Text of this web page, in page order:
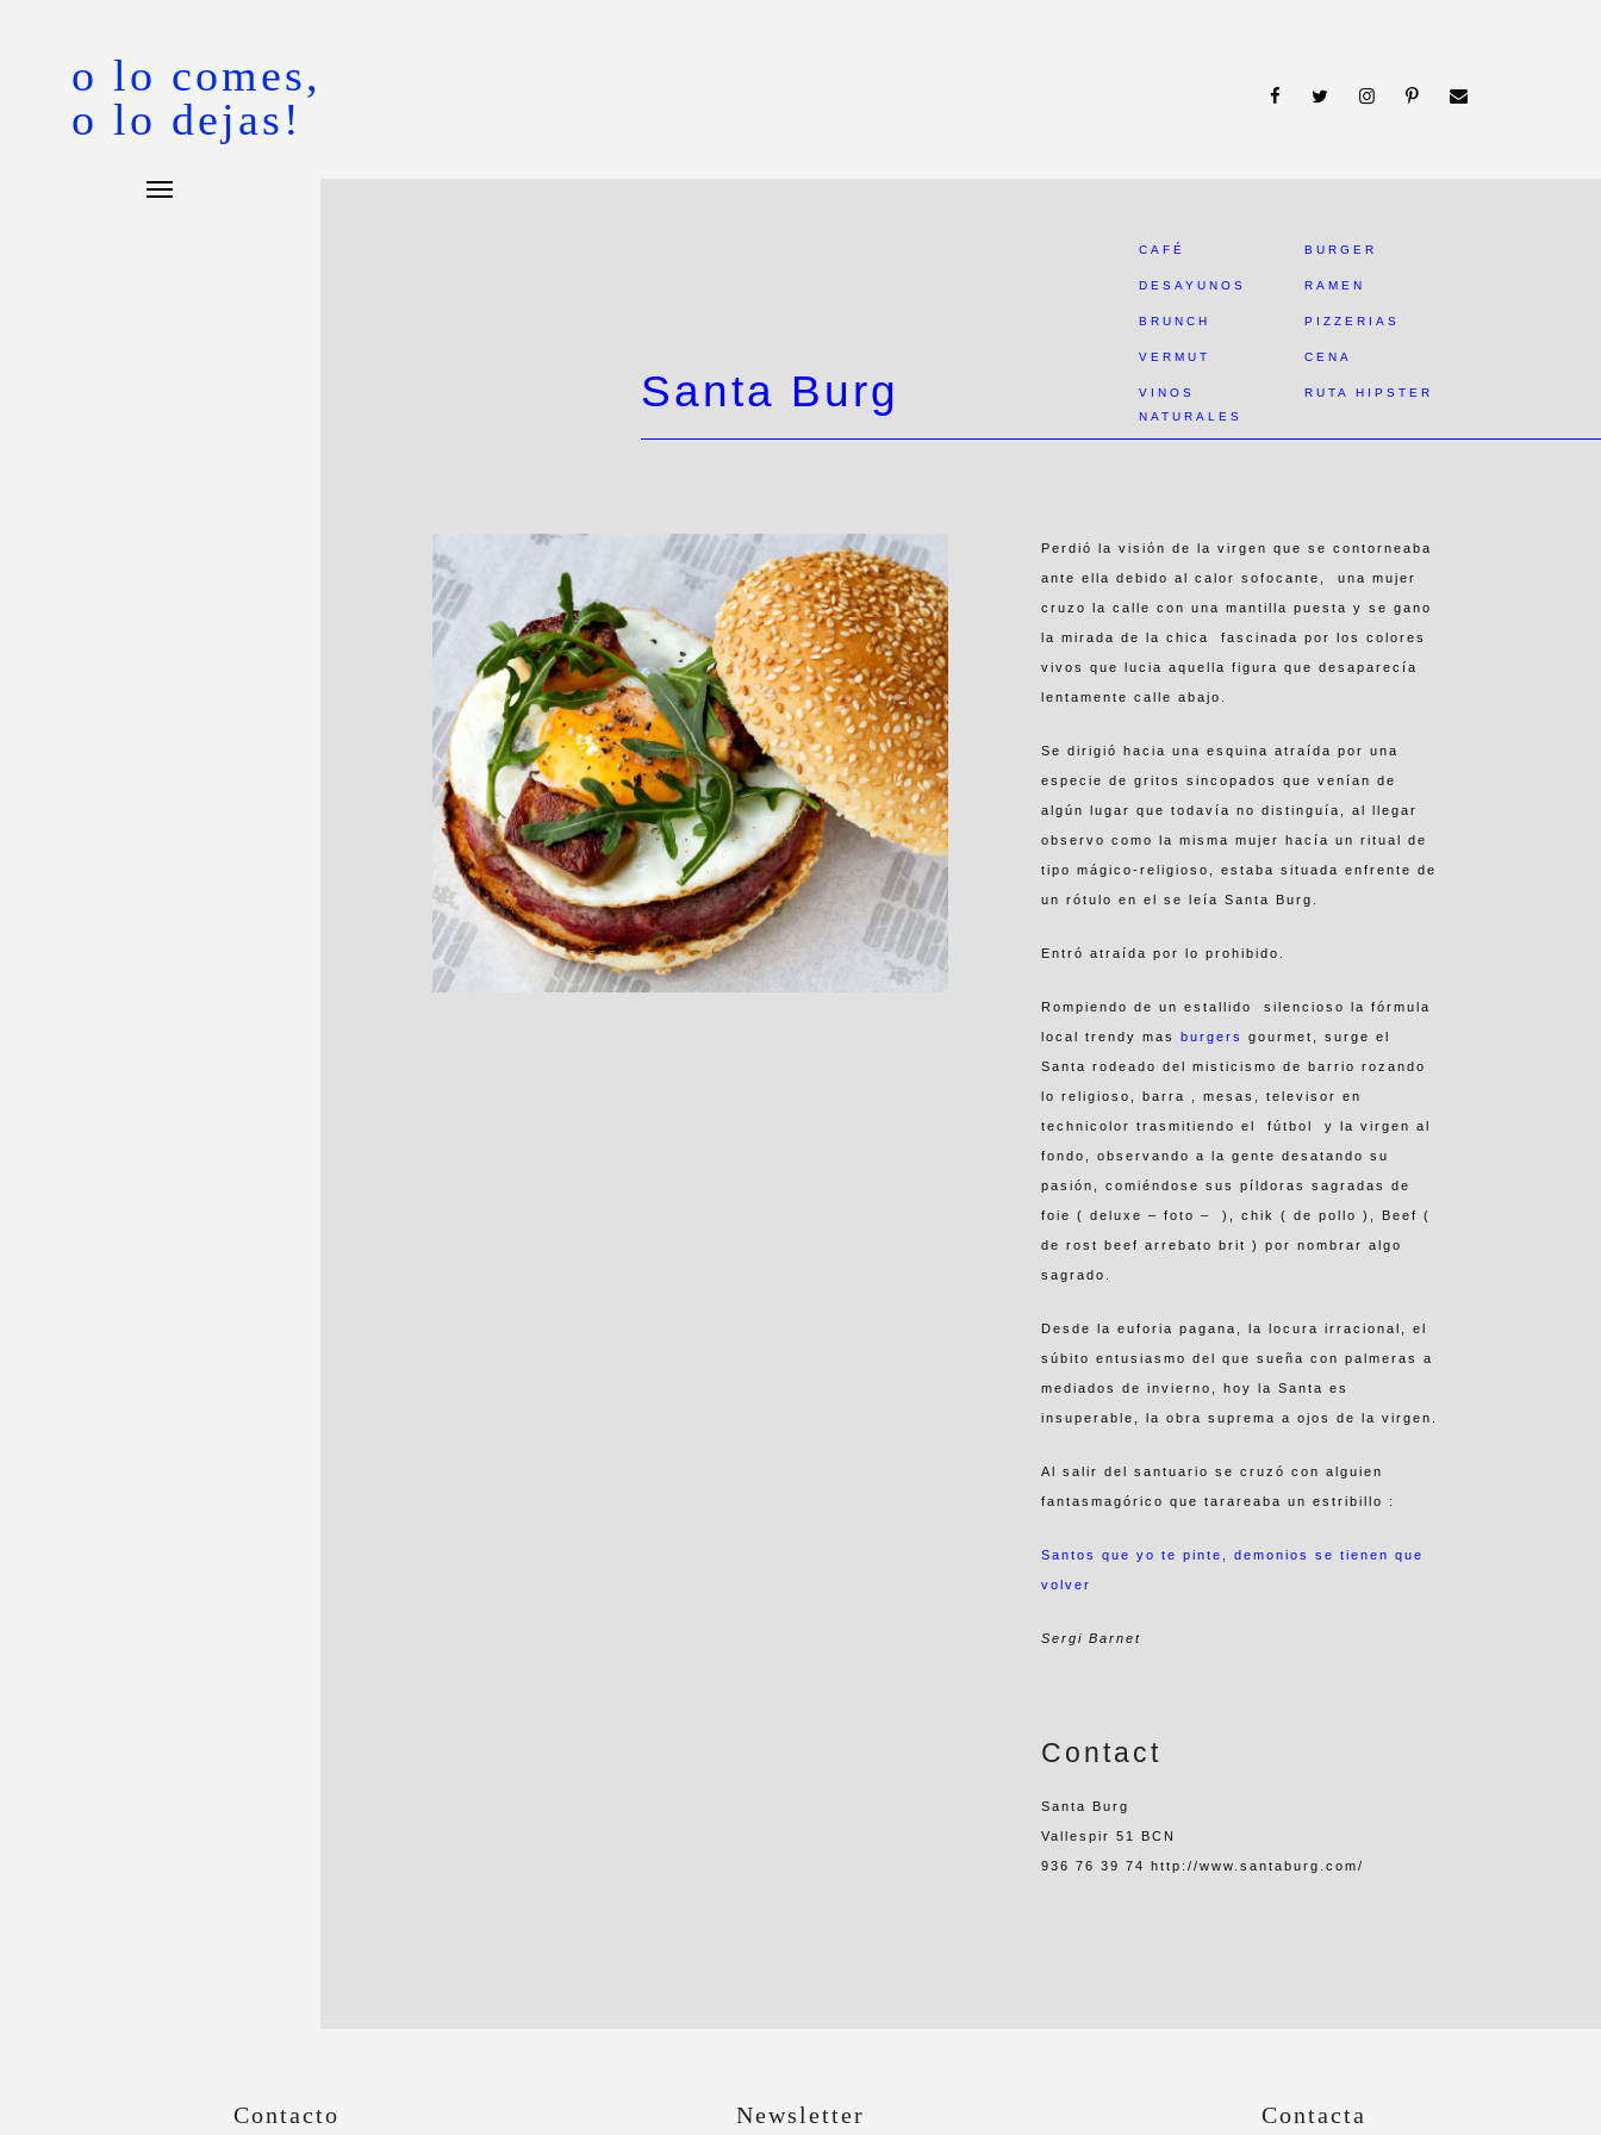
o lo comes,
o lo dejas!
Santa Burg
CAFÉ
DESAYUNOS
BRUNCH
VERMUT
VINOS
NATURALES
BURGER
RAMEN
PIZZERIAS
CENA
RUTA HIPSTER
Perdió la visión de la virgen que se contorneaba
ante ella debido al calor sofocante, una mujer
cruzo la calle con una mantilla puesta y se gano
la mirada de la chica fascinada por los colores
vivos que lucia aquella figura que desaparecía
lentamente calle abajo.
Se dirigió hacia una esquina atraída por una
especie de gritos sincopados que venían de
algún lugar que todavía no distinguía, al llegar
observo como la misma mujer hacía un ritual de
tipo mágico-religioso, estaba situada enfrente de
un rótulo en el se leía Santa Burg.
Entró atraída por lo prohibido.
Rompiendo de un estallido silencioso la fórmula
local trendy masburgers gourmet, surge el
Santa rodeado del misticismo de barrio rozando
lo religioso, barra , mesas, televisor en
technicolor trasmitiendo el fútbol y la virgen al
fondo, observando a la gente desatando su
pasión, comiéndose sus píldoras sagradas de
foie ( deluxe – foto – ), chik ( de pollo ), Beef (
de rost beef arrebato brit ) por nombrar algo
sagrado.
Desde la euforia pagana, la locura irracional, el
súbito entusiasmo del que sueña con palmeras a
mediados de invierno, hoy la Santa es
insuperable, la obra suprema a ojos de la virgen.
Al salir del santuario se cruzó con alguien
fantasmagórico que tarareaba un estribillo :
Santos que yo te pinte, demonios se tienen que
volver
Sergi Barnet
Contact
Santa Burg
Vallespir 51 BCN
936 76 39 74 http://www.santaburg.com/
Contacto Newsletter Contacta